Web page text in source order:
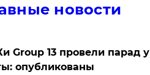
новости
Group 13 провели парад у
опубликованы